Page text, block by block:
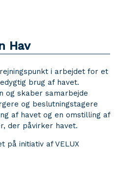
Hav
i arbejdet for et
brug af havet.
og skaber samarbejde
og beslutningstagere
af havet og en omstilling af
der påvirker havet.
på initiativ af VELUX